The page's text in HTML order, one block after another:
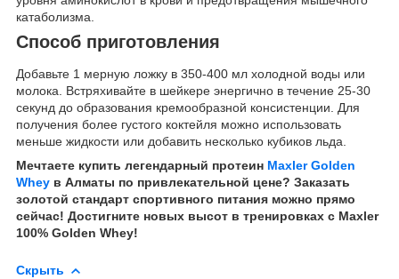
катаболизма.
Способ приготовления
Добавьте 1 мерную ложку в 350-400 мл холодной воды или
молока. Встряхивайте в шейкере энергично в течение 25-30
секунд до образования кремообразной консистенции. Для
получения более густого коктейля можно использовать
меньше жидкости или добавить несколько кубиков льда.
Мечтаете купить легендарный протеин Maxler Golden
Whey в Алматы по привлекательной цене? Заказать
золотой стандарт спортивного питания можно прямо
сейчас! Достигните новых высот в тренировках с Maxler
100% Golden Whey!
Скрыть